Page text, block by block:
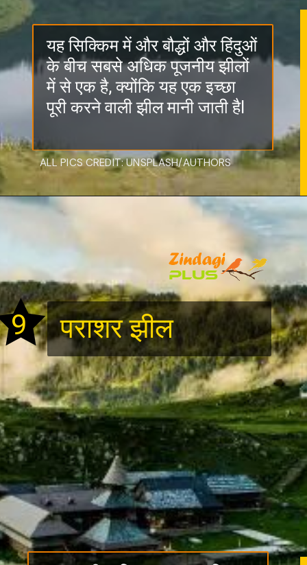
यह सिक्किम में और बौद्धों और हिंदुओं
के बीच सबसे अधिक पूजनीय झीलों
में से एक है, क्योंकि यह एक इच्छा
पूरी करने वाली झील मानी जाती हैI
ALL PICS CREDIT: UNSPLASH/AUTHORS
9 पराशर झील